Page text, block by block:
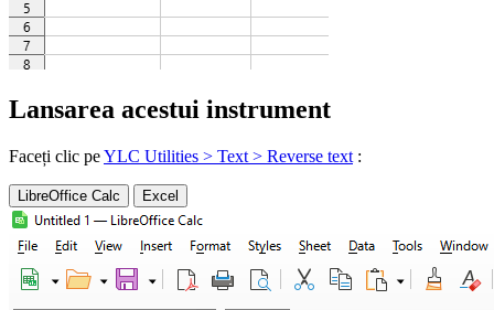
Lansarea acestui instrument
Faceți clic peYLC Utilities > Text > Reverse text :
LibreOffice Calc Excel